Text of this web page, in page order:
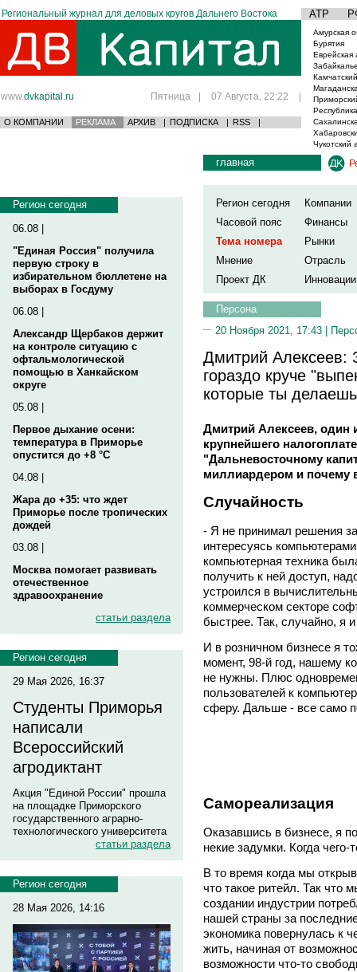
Региональный журнал для деловых кругов Дальнего Востока АТР
www.dvkapital.ru Пятница | 07 Августа, 22:22 |
О КОМПАНИИ РЕКЛАМА АРХИВ | ПОДПИСКА | RSS |
Амурская
Бурятия
Еврейская
Чукотский
Регион сегодня
06.08 |
"Единая Россия" получила
первую строку в
избирательном бюллетене на
выборах в Госдуму
06.08 |
Александр Щербаков держит
на контроле ситуацию с
офтальмологической
помощью в Ханкайском
округе
05.08 |
Первое дыхание осени:
температура в Приморье
опустится до +8 °C
04.08 |
Жара до +35: что ждет
Приморье после тропических
дождей
03.08 |
Москва помогает развивать
отечественное
здравоохранение
статьи раздела
Регион сегодня
29 Мая 2026, 16:37
Студенты Приморья
написали
Всероссийский
агродиктант
Акция "Единой России" прошла
на площадке Приморского
государственного аграрно-
технологического университета
статьи раздела
Регион сегодня
28 Мая 2026, 14:16
главная
Регион сегодня
Компании
Часовой пояс
Финансы
Тема номера
Рынки
Мнение
Отрасль
Проект ДК
Инновации
Персона
20 Ноября 2021, 17:43 |
Дмитрий Алексеев:
гораздо круче
которые ты делаешь
Дмитрий Алексеев, один
крупнейшего
"Дальневосточному
миллиардером и почему
Случайность
- Я не принимал решения
интересуясь
компьютерная техника
получить к ней доступ,
устроился в
коммерческом секторе
быстрее. Так, случайно, я
И в розничном бизнесе я
момент, 98-й год, нашему
не нужны. Плюс
пользователей к
сферу. Дальше - все само
Самореализация
Оказавшись в бизнесе, я
некие задумки. Когда
В то время когда мы
что такое ритейл. Так что
создании индустрии
нашей страны за
экономика повернулась к
жить, начиная от
возможности что-то